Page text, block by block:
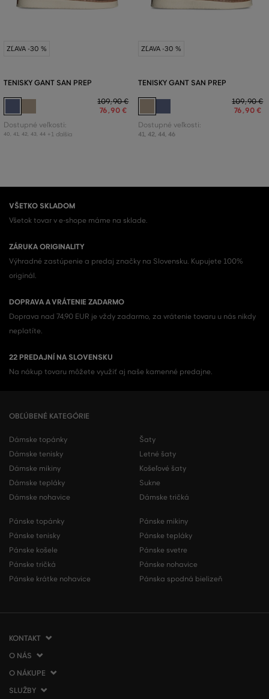
ZĽAVA -30 %
TENISKY GANT SAN PREP
109,90 €
76,90 €
Dostupné veľkosti:
40 41, 42 43 44 +1 ďalšia
ZĽAVA -30 %
TENISKY GANT SAN PREP
109,90 €
76,90 €
Dostupné veľkosti:
41, 42, 44, 46
VŠETKO SKLADOM
Všetok tovar v e-shope máme na sklade.
ZÁRUKA ORIGINALITY
Výhradné zastúpenie a predaj značky na Slovensku. Kupujete 100%
originál.
DOPRAVA A VRÁTENIE ZADARMO
Doprava nad 74,90 EUR je vždy zadarmo, za vrátenie tovaru u nás nikdy
neplatíte.
22 PREDAJNÍ NA SLOVENSKU
Na nákup tovaru môžete využiť aj naše kamenné predajne.
OBĽÚBENÉ KATEGÓRIE
Dámske topánky
Dámske tenisky
Dámske mikiny
Dámske tepláky
Dámske nohavice
Šaty
Letné šaty
Košeľové šaty
Sukne
Dámske tričká
Pánske topánky
Pánske tenisky
Pánske košele
Pánske tričká
Pánske krátke nohavice
Pánske mikiny
Pánske tepláky
Pánske svetre
Pánske nohavice
Pánska spodná bielizeň
KONTAKT
VERMONT Services Slovakia s. r. o.
Vlčie hrdlo 53
O NÁS
O spoločnosti
Kontakt
O NÁKUPE
Ako nakupovať
SLUŽBY